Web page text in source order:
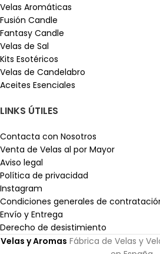
Velas Aromáticas
Fusión Candle
Fantasy Candle
Velas de Sal
Kits Esotéricos
Velas de Candelabro
Aceites Esenciales
LINKS ÚTILES
Contacta con Nosotros
Venta de Velas al por Mayor
Aviso legal
Política de privacidad
Instagram
Condiciones generales de
Envío y Entrega
Derecho de desistimiento
Velas y Aromas Fábrica de Velas y